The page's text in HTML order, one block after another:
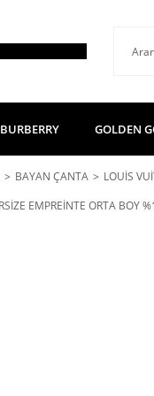
BURBERRY GOLDEN
BAYAN ÇANTA LOUİS